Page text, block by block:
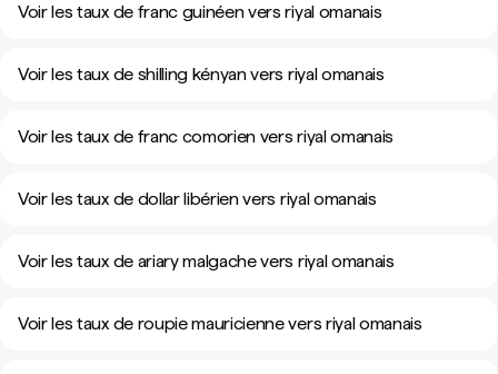
Voir les taux de franc guinéen vers riyal omanais
Voir les taux de shilling kényan vers riyal omanais
Voir les taux de franc comorien vers riyal omanais
Voir les taux de dollar libérien vers riyal omanais
Voir les taux de ariary malgache vers riyal omanais
Voir les taux de roupie mauricienne vers riyal omanais